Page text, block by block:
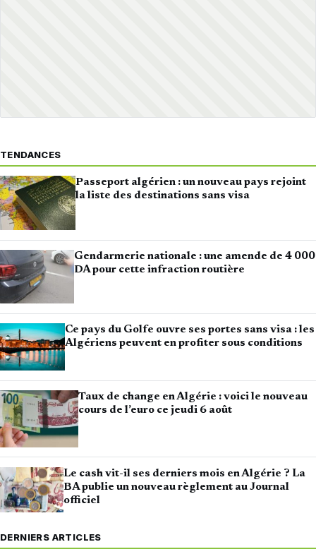
TENDANCES
Passeport algérien : un nouveau pays rejoint
la liste des destinations sans visa
Gendarmerie nationale : une amende de 4 000
DA pour cette infraction routière
Ce pays du Golfe ouvre ses portes sans visa : les
Algériens peuvent en profiter sous conditions
Taux de change en Algérie : voici le nouveau
cours de l’euro ce jeudi 6 août
Le cash vit-il ses derniers mois en Algérie ? La
BA publie un nouveau règlement au Journal
officiel
DERNIERS ARTICLES